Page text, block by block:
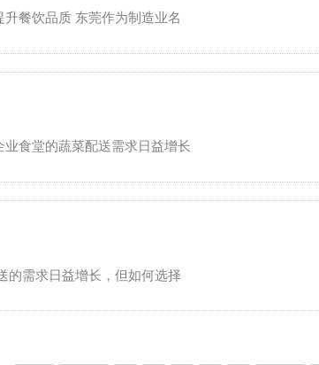
餐饮品质 东莞作为制造业名
食堂的蔬菜配送需求日益增长
的需求日益增长，但如何选择